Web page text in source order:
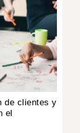
de clientes y
el